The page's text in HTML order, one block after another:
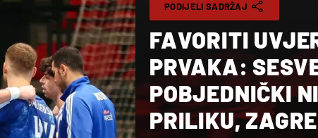
PODIJELI SADRŽAJ
FAVORITI
PRVAKA:
POBJEDNIČKI
PRILIKU,